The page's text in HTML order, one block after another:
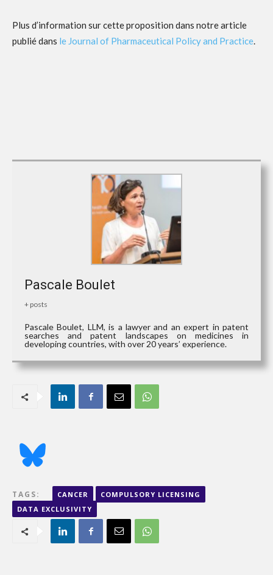
Plus d’information sur cette proposition dans notre article
publié dans le Journal of Pharmaceutical Policy and Practice.
Pascale Boulet
+ posts
Pascale Boulet, LLM, is a lawyer and an expert in patent
searches and patent landscapes on medicines in
developing countries, with over 20 years’ experience.
TAGS: CANCER
COMPULSORY LICENSING
DATA EXCLUSIVITY